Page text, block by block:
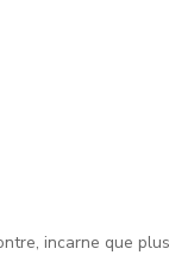
incarne que